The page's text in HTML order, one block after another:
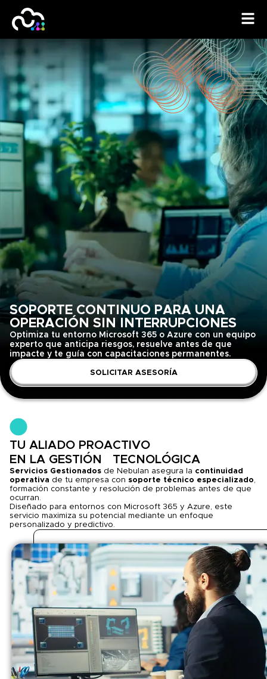
SOPORTE CONTINUO PARA UNA
OPERACIÓN SIN INTERRUPCIONES
Optimiza tu entorno Microsoft 365 o Azure con un equipo
experto que anticipa riesgos, resuelve antes de que
impacte y te guía con capacitaciones permanentes.
SOLICITAR ASESORÍA
TU ALIADO PROACTIVO
EN LA GESTIÓN TECNOLÓGICA
Servicios Gestionados de Nebulan asegura la continuidad
operativa de tu empresa con soporte técnico especializado,
formación constante y resolución de problemas antes de que
ocurran.
Diseñado para entornos con Microsoft 365 y Azure, este
servicio maximiza su potencial mediante un enfoque
personalizado y predictivo.